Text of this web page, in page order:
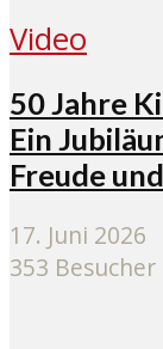
Video
50 Jahre
Ein
Freude
17. Juni 2026
353 Besucher